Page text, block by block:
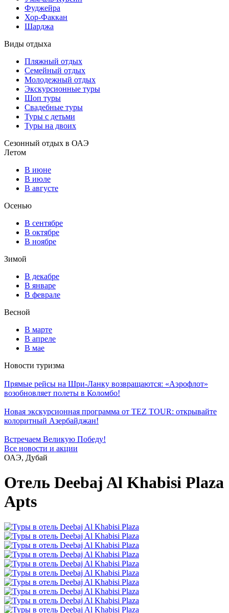
Фуджейра
Хор-Факкан
Шарджа
Виды отдыха
Пляжный отдых
Семейный отдых
Молодежный отдых
Экскурсионные туры
Шоп туры
Свадебные туры
Туры с детьми
Туры на двоих
Сезонный отдых в ОАЭ
Летом
В июне
В июле
В августе
Осенью
В сентябре
В октябре
В ноябре
Зимой
В декабре
В январе
В феврале
Весной
В марте
В апреле
В мае
Новости туризма
Прямые рейсы на Шри-Ланку возвращаются: «Аэрофлот»
возобновляет полеты в Коломбо!
Новая экскурсионная программа от TEZ TOUR: открывайте
колоритный Азербайджан!
Встречаем Великую Победу!
Все новости и акции
ОАЭ, Дубай
Отель Deebaj Al Khabisi Plaza
Apts